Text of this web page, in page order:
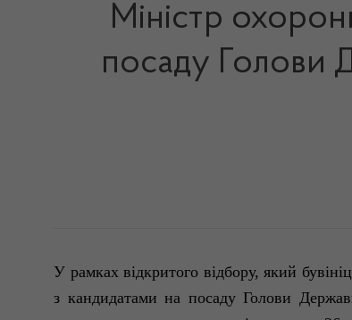
Міністр
посаду Голови
У рамкахвідкритого відбору,який
з кандидатами на посадуГолови Д